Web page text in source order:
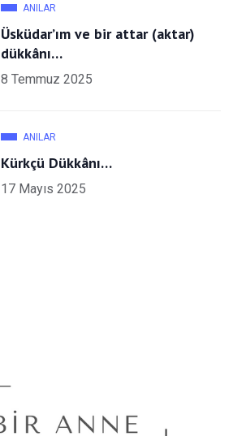
ANILAR
Üsküdar’ım ve bir attar (aktar)
dükkânı…
8 Temmuz 2025
ANILAR
Kürkçü Dükkânı…
17 Mayıs 2025